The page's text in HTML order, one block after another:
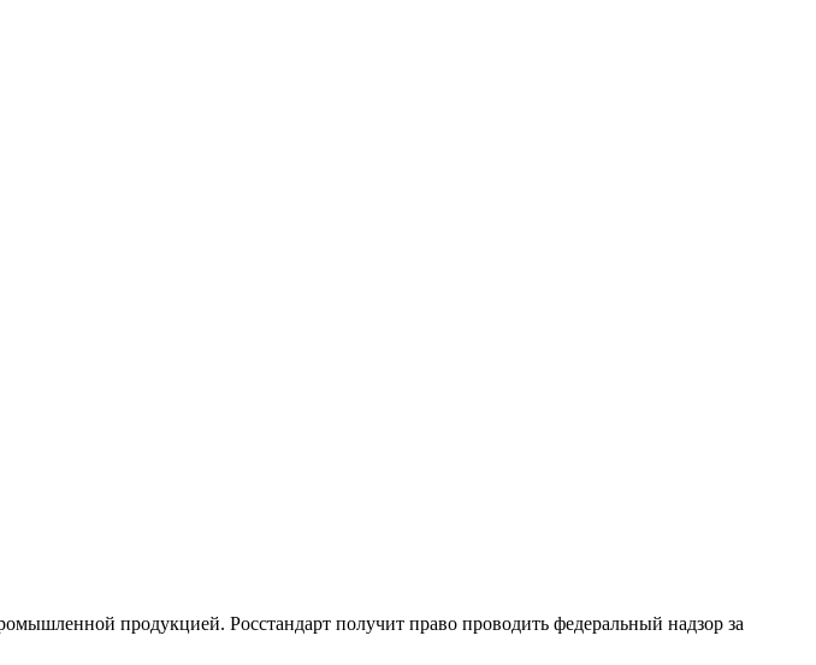
продукцией. Росстандарт получит право проводить федеральный надзор за